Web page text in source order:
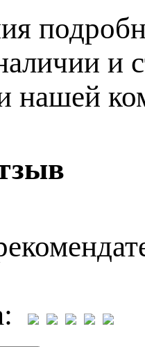
и
нашей